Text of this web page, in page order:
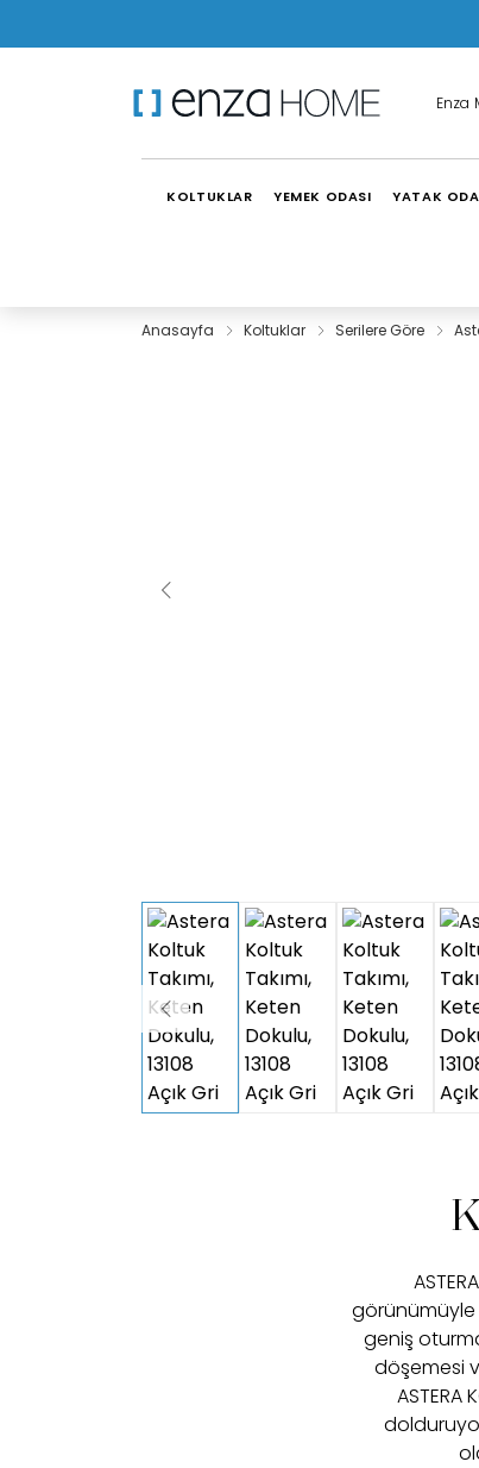
Enza
KOLTUKLAR YEMEK ODASI YATAK
Anasayfa Koltuklar Serilere Göre
görünümüyle
geniş
döşemesi
ASTERA